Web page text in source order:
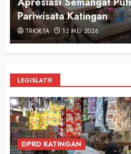
Pariwisata Katingan
TRIOKTA 12 MEI 2026
LEGISLATIF
2 min read
DPRD KATINGAN